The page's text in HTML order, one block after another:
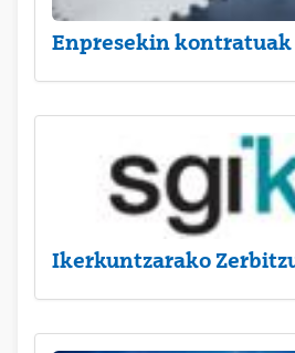
Enpresekin
Ikerkuntzarako